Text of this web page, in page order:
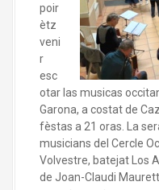
poir
ètz
veni
r
esc
otar las musicas
Garona, a costat de
fèstas a 21 oras. La
musicians del Cercle
Volvestre, batejat Los
de Joan-Claudi